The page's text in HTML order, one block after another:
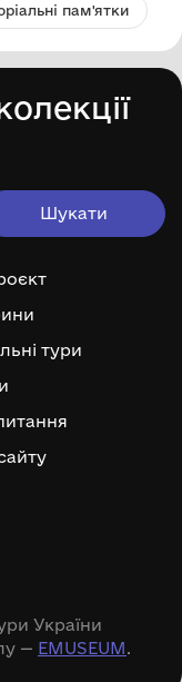
пам'ятки
тури
України
— EMUSEUM.